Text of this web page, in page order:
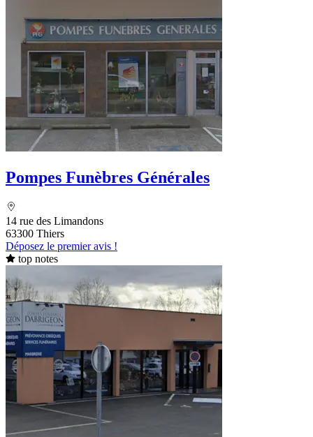
Pompes Funèbres Générales
14 rue des Limandons
63300 Thiers
Déposez le premier avis !
top notes